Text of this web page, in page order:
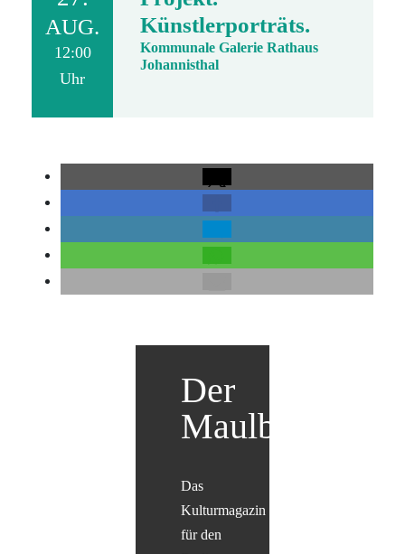
AUG.
12:00
Uhr
Künstlerporträts.
Kommunale Galerie Rathaus
Johannisthal
Der
Maulbär
Das
Kulturmagazin
für den